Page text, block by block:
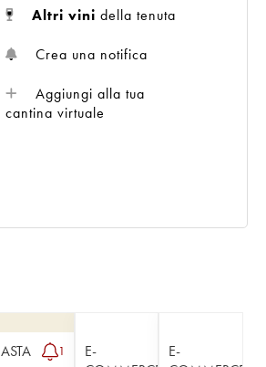
Altri vini della tenuta
Crea una notifica
Aggiungi alla tua
cantina virtuale
ASTA 1
E-
E-